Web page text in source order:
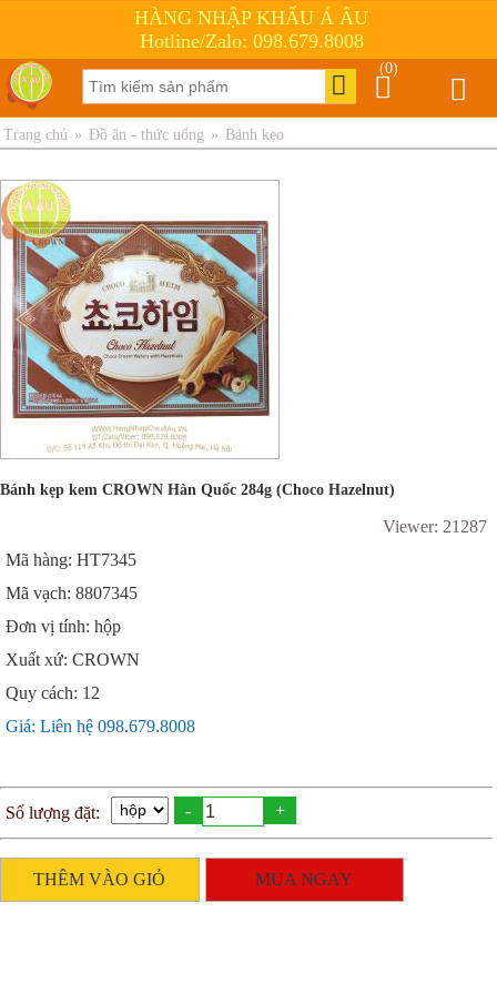
HÀNG NHẬP KHẨU Á ÂU
Hotline/Zalo: 098.679.8008
(0)
Trang chủ » Đồ ăn - thức uống » Bánh kẹo
Bánh kẹp kem CROWN Hàn Quốc 284g (Choco Hazelnut)
Viewer: 21287
Mã hàng: HT7345
Mã vạch: 8807345
Đơn vị tính: hộp
Xuất xứ: CROWN
Quy cách: 12
Giá: Liên hệ 098.679.8008
Số lượng đặt: - +
THÊM VÀO GIỎ MUA NGAY